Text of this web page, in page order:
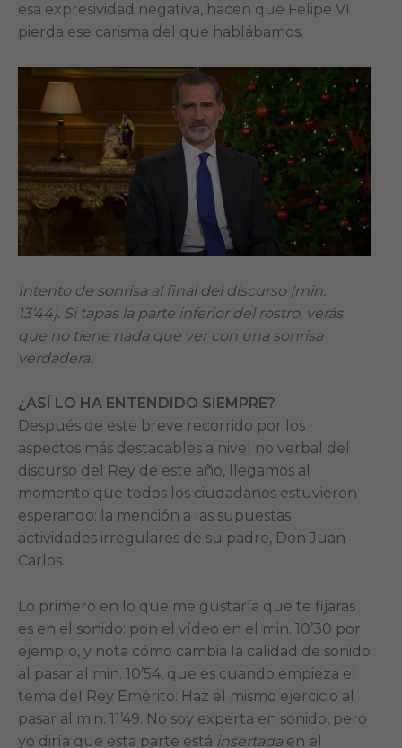
esa expresividad negativa, hacen que Felipe VI
pierda ese carisma del que hablábamos.
Intento de sonrisa al final del discurso (min.
13’44). Si tapas la parte inferior del rostro, verás
que no tiene nada que ver con una sonrisa
verdadera.
¿ASÍ LO HA ENTENDIDO SIEMPRE?
Después de este breve recorrido por los
aspectos más destacables a nivel no verbal del
discurso del Rey de este año, llegamos al
momento que todos los ciudadanos estuvieron
esperando: la mención a las supuestas
actividades irregulares de su padre, Don Juan
Carlos.
Lo primero en lo que me gustaría que te fijaras
es en el sonido: pon el vídeo en el min. 10’30 por
ejemplo, y nota cómo cambia la calidad de sonido
al pasar al min. 10’54, que es cuando empieza el
tema del Rey Emérito. Haz el mismo ejercicio al
pasar al min. 11’49. No soy experta en sonido, pero
yo diría que esta parte está insertada en el